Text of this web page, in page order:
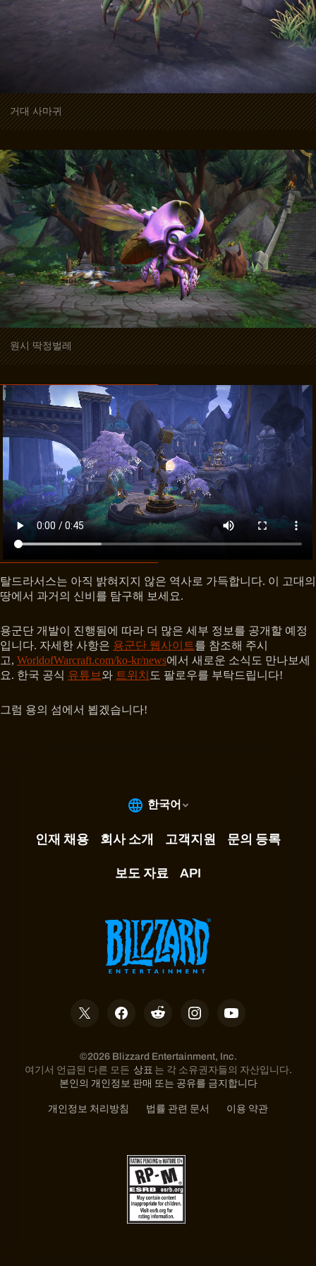
거대 사마귀
원시 딱정벌레
탈드라서스는 아직 밝혀지지 않은 역사로 가득합니다. 이 고대의
땅에서 과거의 신비를 탐구해 보세요.
용군단 개발이 진행됨에 따라 더 많은 세부 정보를 공개할 예정
입니다. 자세한 사항은 용군단 웹사이트 를 참조해 주시
고, WorldofWarcraft.com/ko-kr/news에서 새로운 소식도 만나보세
요. 한국 공식 유튜브 와 트위치 도 팔로우를 부탁드립니다!
그럼 용의 섬에서 뵙겠습니다!